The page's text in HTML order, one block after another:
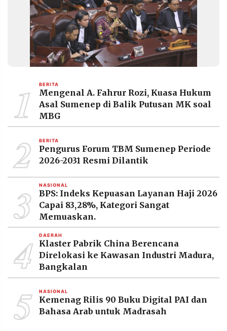
1 BERITA
Mengenal A. Fahrur Rozi, Kuasa Hukum
Asal Sumenep di Balik Putusan MK soal
MBG
2 BERITA
Pengurus Forum TBM Sumenep Periode
2026-2031 Resmi Dilantik
3 NASIONAL
BPS: Indeks Kepuasan Layanan Haji 2026
Capai 83,28%, Kategori Sangat
Memuaskan.
4 DAERAH
Klaster Pabrik China Berencana
Direlokasi ke Kawasan Industri Madura,
Bangkalan
5 NASIONAL
Kemenag Rilis 90 Buku Digital PAI dan
Bahasa Arab untuk Madrasah